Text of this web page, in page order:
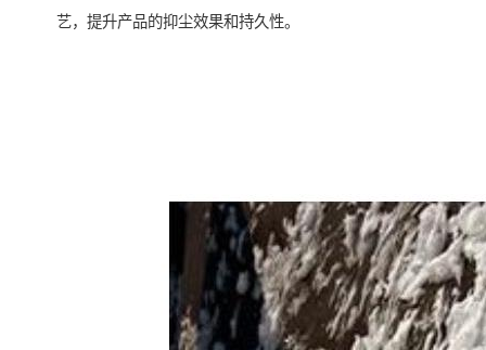
艺，提升产品的抑尘效果和持久性。